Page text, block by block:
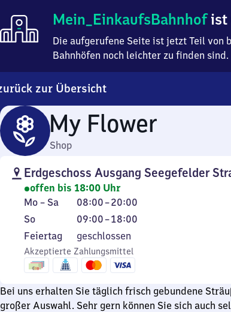
Mein
Einkaufsbahnhof
ist
umgezogen
Mein_EinkaufsBahnhofist
Die aufgerufene Seite ist jetzt Teil von
Bahnhöfen noch leichter zu finden sind.
zur Übersicht
My Flower
Shop
Erdgeschoss Ausgang Seegefelder
offen bis 18:00 Uhr
Montag
bis
Samstag
Mo – Sa 08:00–20:00
Von
8
bis
20
Uhr
Sonntag
So 09:00–18:00
Von
9
Uhr
bis
18
Uhr
Feiertag
Feiertag geschlossen
Akzeptierte Zahlungsmittel
Bei uns erhalten Sie täglich frisch gebundene
großer Auswahl. Sehr gern können Sie sich auch